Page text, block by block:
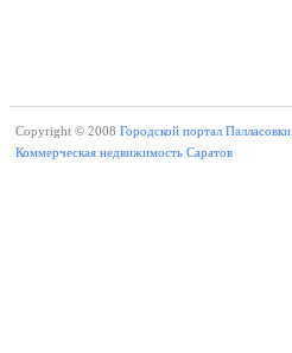
Copyright © 2008 Городской портал Палласовки.
Коммерческая недвижимость Саратов